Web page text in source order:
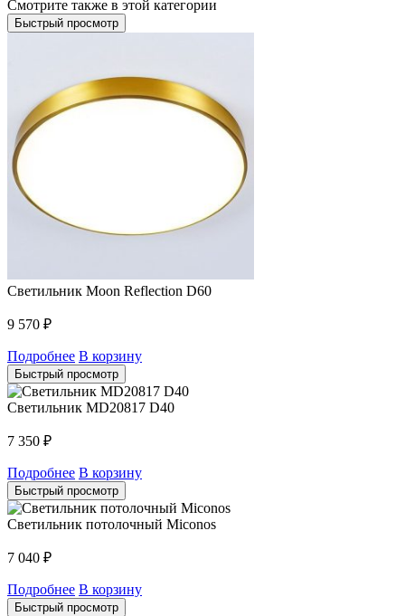
Смотрите также в этой категории
Быстрый просмотр
Светильник Moon Reflection D60
9 570 ₽
Подробнее В корзину
Быстрый просмотр
Светильник MD20817 D40
7 350 ₽
Подробнее В корзину
Быстрый просмотр
Светильник потолочный Miconos
7 040 ₽
Подробнее В корзину
Быстрый просмотр